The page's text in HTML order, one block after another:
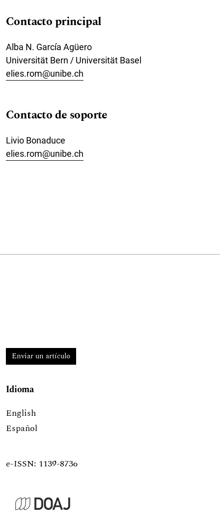
Contacto principal
Alba N. García Agüero
Universität Bern / Universität Basel
elies.rom@unibe.ch
Contacto de soporte
Livio Bonaduce
elies.rom@unibe.ch
Enviar un artículo
Idioma
English
Español
e-ISSN: 1139-8736